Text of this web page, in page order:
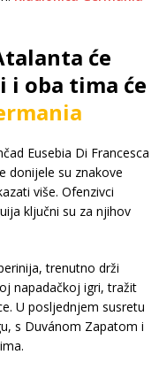
će
oba tima će
Eusebia Di Francesca
donijele su znakove
više. Ofenzivci
ključni su za njihov
trenutno drži
napadačkoj igri, tražit
U posljednjem susretu
s Duvánom Zapatom i